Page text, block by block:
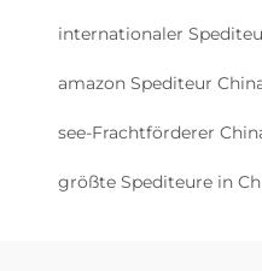
internationaler
amazon Spediteur
see-Frachtförderer
größte Spediteure in